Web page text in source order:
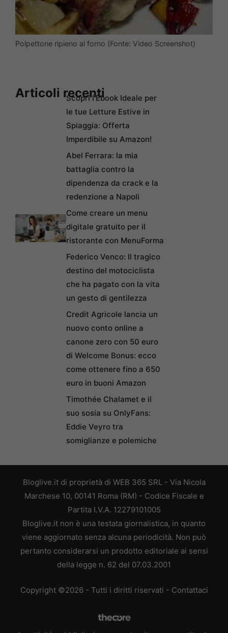
Polpettone ripieno al forno (Fonte: Video Screenshot)
Articoli recentiScopri l’Ebook Ideale per
le tue Letture Estive in
Spiaggia: Offerta
Imperdibile su Amazon!
Abel Ferrara: la mia
battaglia contro la
dipendenza da crack e la
redenzione a Napoli
Come creare un menu
digitale gratuito per il
ristorante con MenuForma
Federico Venco: Il tragico
destino del motociclista
che ha pagato con la vita
un gesto di gentilezza
Credit Agricole lancia un
nuovo conto online a
canone zero con 50 euro
di Welcome Bonus: ecco
come ottenere fino a 650
euro in buoni Amazon
Timothée Chalamet e il
suo sosia su OnlyFans:
Eddie Veyro tra
somiglianze e polemiche
Bloglive.it di proprietà di WEB 365 SRL - Via Nicola
Marchese 10, 00141 Roma (RM) - Codice Fiscale e
Partita I.V.A. 12279101005
Bloglive.it non è una testata giornalistica, in quanto
viene aggiornato senza alcuna periodicità. Non può
pertanto considerarsi un prodotto editoriale ai sensi
della legge n. 62 del 07.03.2001
Copyright ©2026 - Tutti i diritti riservati - Contattaci